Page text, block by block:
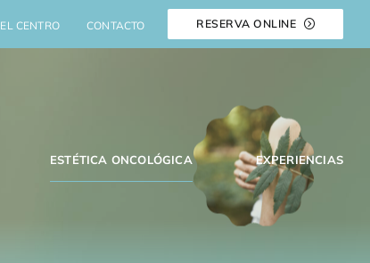
EL CENTRO CONTACTO RESERVA ONLINE
ESTÉTICA ONCOLÓGICA EXPERIENCIAS